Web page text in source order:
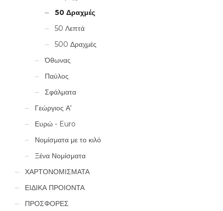
50 Δραχμές
50 Λεπτά
500 Δραχμές
Όθωνας
Παύλος
Σφάλματα
Γεώργιος Α'
Ευρώ - Euro
Νομίσματα με το κιλό
Ξένα Νομίσματα
ΧΑΡΤΟΝΟΜΙΣΜΑΤΑ
ΕΙΔΙΚΑ ΠΡΟΙΟΝΤΑ
ΠΡΟΣΦΟΡΕΣ